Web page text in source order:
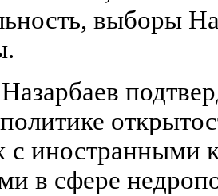
выборы
с иностранными
в сфере